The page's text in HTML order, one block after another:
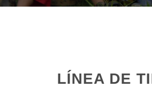
LÍNEA DE